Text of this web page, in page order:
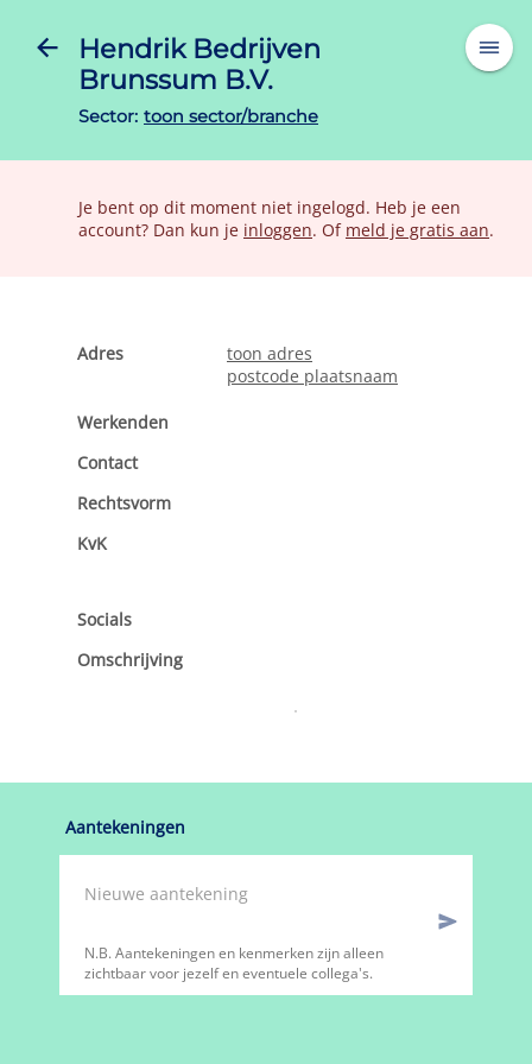
Hendrik Bedrijven
Brunssum B.V.
Sector: toon sector/branche
Je bent op dit moment niet ingelogd. Heb je een
account? Dan kun je inloggen. Of meld je gratis aan.
Adres
toon adres
postcode plaatsnaam
Werkenden
Contact
Rechtsvorm
KvK
Socials
Omschrijving
Aantekeningen
N.B. Aantekeningen en kenmerken zijn alleen
zichtbaar voor jezelf en eventuele collega's.